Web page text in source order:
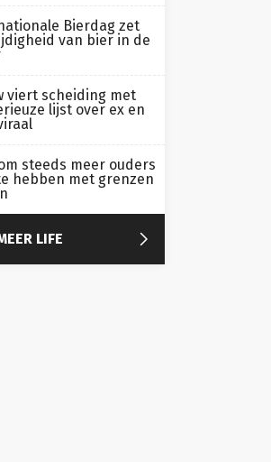
Bierdag zet
van bier in de
viert scheiding met
lijst over ex en
steeds meer ouders
hebben met grenzen
LIFE 